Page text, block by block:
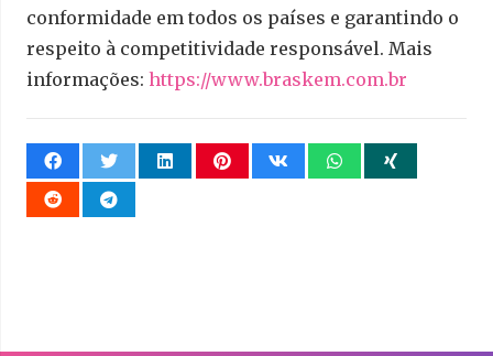
conformidade em todos os países e garantindo o
respeito à competitividade responsável. Mais
informações: https://www.braskem.com.br